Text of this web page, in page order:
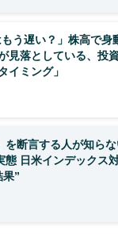
もう遅い？」株高で身
見落としている、投
イミング」
を断言する人が知ら
態 日米インデックス
”